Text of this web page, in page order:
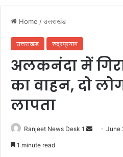
Home /उत्तराखंड
उत्तराखंड रुद्रप्रयाग
अलकनंदा में गिरा
का वाहन, दो
लापता
Ranjeet News Desk 1 June
1 minute read